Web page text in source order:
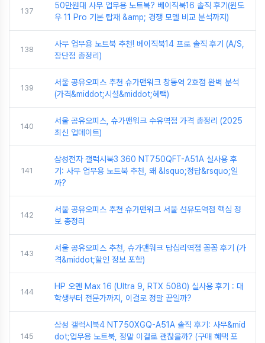
137
50만원대 사무 업무용 노트북? 베이직북16 솔직 후기(윈도
우 11 Pro 기본 탑재 &amp; 경쟁 모델 비교 분석까지)
138
사무 업무용 노트북 추천! 베이직북14 프로 솔직 후기 (A/S,
장단점 총정리)
139
서울 공유오피스 추천 슈가맨워크 창동역 2호점 완벽 분석
(가격&middot;시설&middot;혜택)
140
서울 공유오피스, 슈가맨워크 수유역점 가격 총정리 (2025
최신 업데이트)
141
삼성전자 갤럭시북3 360 NT750QFT-A51A 실사용 후
기: 사무 업무용 노트북 추천, 왜 &lsquo;정답&rsquo;일
까?
142
서울 공유오피스 추천 슈가맨워크 서울 선유도역점 핵심 정
보 총정리
143
서울 공유오피스 추천, 슈가맨워크 답십리역점 꼼꼼 후기 (가
격&middot;할인 정보 포함)
144
HP 오멘 Max 16 (Ultra 9, RTX 5080) 실사용 후기 : 대
학생부터 전문가까지, 이걸로 정말 끝일까?
145
삼성 갤럭시북4 NT750XGQ-A51A 솔직 후기: 사무&mid
dot;업무용 노트북, 정말 이걸로 괜찮을까? (구매 혜택 포